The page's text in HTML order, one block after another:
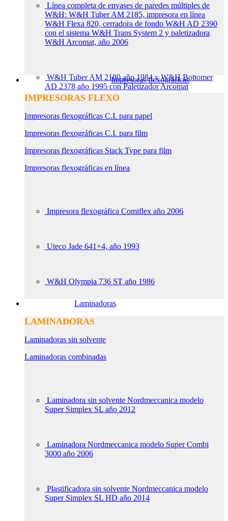
Línea completa de envases de paredes múltiples de
W&H: W&H Tuber AM 2185, impresora en línea
W&H Flexa 820, cerradora de fondo W&H AD 2390
con el sistema W&H Trans System 2 y paletizadora
W&H Arcomat, año 2006
W&H Tuber AM 2180 año 1984 y W&H Bottomer
AD 2378 año 1995 con Paletizador Arcomat
Impresoras flexográficas
IMPRESORAS FLEXO
Impresoras flexográficas C.I. para papel
Impresoras flexográficas C.I. para film
Impresoras flexográficas Stack Type para film
Impresoras flexográficas en línea
Impresora flexográfica Comiflex año 2006
Uteco Jade 641+4, año 1993
W&H Olympia 736 ST año 1986
Laminadoras
LAMINADORAS
Laminadoras sin solvente
Laminadoras combinadas
Laminadora sin solvente Nordmeccanica modelo
Super Simplex SL año 2012
Laminadora Nordmeccanica modelo Super Combi
3000 año 2006
Plastificadora sin solvente Nordmeccanica modelo
Super Simplex SL HD año 2014